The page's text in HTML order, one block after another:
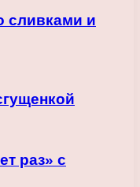
сливками и
раз» с